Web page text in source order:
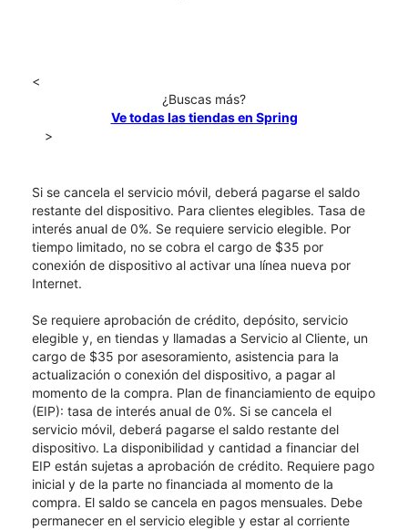
<
¿Buscas más?
Ve todas las tiendas en Spring
>
Si se cancela el servicio móvil, deberá pagarse el saldo
restante del dispositivo. Para clientes elegibles. Tasa de
interés anual de 0%. Se requiere servicio elegible. Por
tiempo limitado, no se cobra el cargo de $35 por
conexión de dispositivo al activar una línea nueva por
Internet.
Se requiere aprobación de crédito, depósito, servicio
elegible y, en tiendas y llamadas a Servicio al Cliente, un
cargo de $35 por asesoramiento, asistencia para la
actualización o conexión del dispositivo, a pagar al
momento de la compra. Plan de financiamiento de equipo
(EIP): tasa de interés anual de 0%. Si se cancela el
servicio móvil, deberá pagarse el saldo restante del
dispositivo. La disponibilidad y cantidad a financiar del
EIP están sujetas a aprobación de crédito. Requiere pago
inicial y de la parte no financiada al momento de la
compra. El saldo se cancela en pagos mensuales. Debe
permanecer en el servicio elegible y estar al corriente